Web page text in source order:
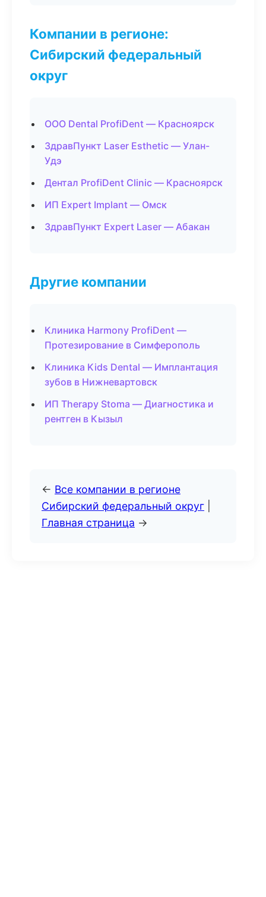
Компании в регионе:
Сибирский федеральный
округ
ООО Dental ProfiDent — Красноярск
ЗдравПункт Laser Esthetic — Улан-
Удэ
Дентал ProfiDent Clinic — Красноярск
ИП Expert Implant — Омск
ЗдравПункт Expert Laser — Абакан
Другие компании
Клиника Harmony ProfiDent —
Протезирование в Симферополь
Клиника Kids Dental — Имплантация
зубов в Нижневартовск
ИП Therapy Stoma — Диагностика и
рентген в Кызыл
← Все компании в регионе
Сибирский федеральный округ
Главная страница →